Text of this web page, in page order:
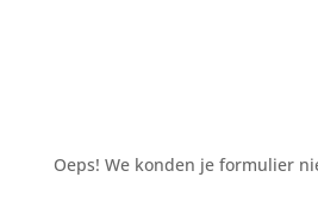
Oeps! We konden je formulier